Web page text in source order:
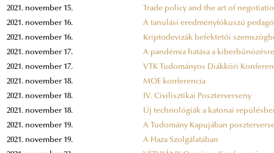
2021. november 15.
Trade policy and the art of
2021. november 16.
A tanulási eredményfókuszú
2021. november 16.
Kriptodevizák befektetői
2021. november 17.
A pandémia hatása a
2021. november 17.
VTK Tudományos Diákköri
2021. november 18.
MOE konferencia
2021. november 18.
IV. Civilisztikai Poszterverseny
2021. november 18.
Új technológiák a katonai
2021. november 19.
A Tudomány Kapujában
2021. november 19.
A Haza Szolgálatában